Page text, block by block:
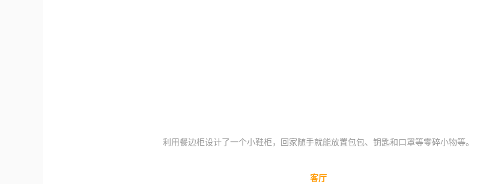
利用餐边柜设计了一个小鞋柜，回家随手就能放置包包、钥匙和口罩等零碎小物等。
客厅